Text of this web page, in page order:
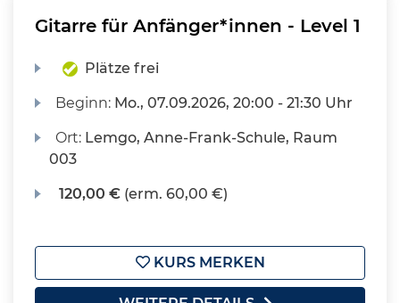
Gitarre für Anfänger*innen - Level 1
Plätze frei
Beginn: Mo., 07.09.2026, 20:00 - 21:30 Uhr
Ort: Lemgo, Anne-Frank-Schule, Raum
003
120,00 € (erm. 60,00 €)
KURS MERKEN